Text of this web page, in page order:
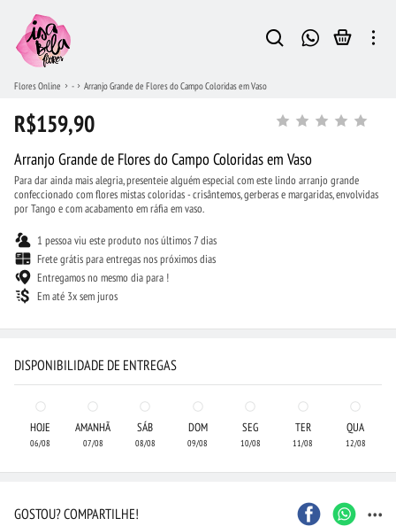
Flores Online - Arranjo Grande de Flores do Campo Coloridas em Vaso
R$159,90
Arranjo Grande de Flores do Campo Coloridas em Vaso
Para dar ainda mais alegria, presenteie alguém especial com este lindo arranjo grande
confeccionado com flores mistas coloridas - crisântemos, gerberas e margaridas, envolvidas
por Tango e com acabamento em ráfia em vaso.
1 pessoa viu este produto nos últimos 7 dias
Frete grátis para entregas nos próximos dias
Entregamos no mesmo dia para !
Em até 3x sem juros
DISPONIBILIDADE DE ENTREGAS
HOJE
06/08
AMANHÃ
07/08
SÁB
08/08
DOM
09/08
SEG
10/08
TER
11/08
QUA
12/08
GOSTOU? COMPARTILHE! ...